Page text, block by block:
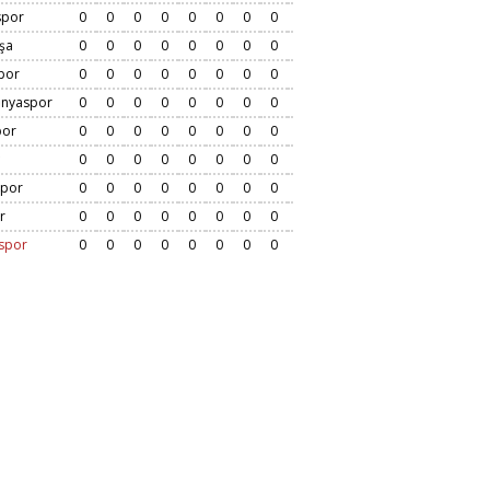
0 0 0 0 0 0 0
0
0 0 0 0 0 0 0
0
0 0 0 0 0 0 0
0
0 0 0 0 0 0 0
0
0 0 0 0 0 0 0
0
0 0 0 0 0 0 0
0
0 0 0 0 0 0 0
0
0 0 0 0 0 0 0
0
0 0 0 0 0 0 0 0